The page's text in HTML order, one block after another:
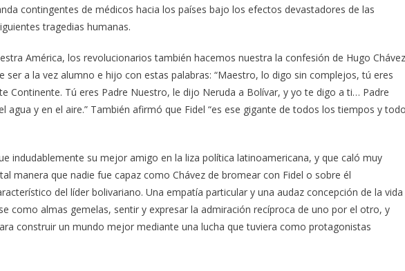
contingentes de médicos hacia los países bajo los efectos devastadores de las
tragedias humanas.
América, los revolucionarios también hacemos nuestra la confesión de Hugo
ser a la vez alumno e hijo con estas palabras: “Maestro, lo digo sin complejos, tú eres
Continente. Tú eres Padre Nuestro, le dijo Neruda a Bolívar, y yo te digo a ti… Padre
agua y en el aire.” También afirmó que Fidel “es ese gigante de todos los tiempos y
indudablemente su mejor amigo en la liza política latinoamericana, y que caló muy
manera que nadie fue capaz como Chávez de bromear con Fidel o sobre él
del líder bolivariano. Una empatía particular y una audaz concepción de la vida
como almas gemelas, sentir y expresar la admiración recíproca de uno por el otro, y
construir un mundo mejor mediante una lucha que tuviera como protagonistas